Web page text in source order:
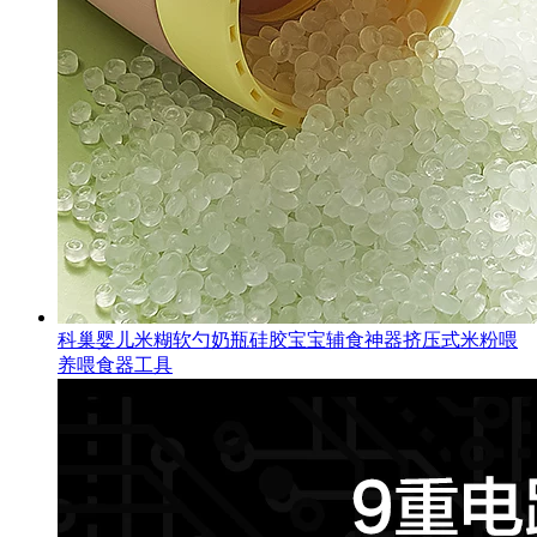
科巢婴儿米糊软勺奶瓶硅胶宝宝辅食神器挤压式米粉喂
养喂食器工具